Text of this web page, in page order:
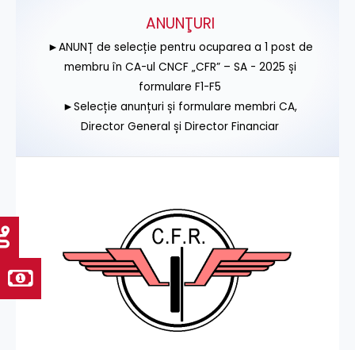
ANUNŢURI
►ANUNȚ de selecție pentru ocuparea a 1 post de
membru în CA-ul CNCF „CFR” – SA - 2025 și
formulare F1-F5
►Selecție anunțuri și formulare membri CA,
Director General și Director Financiar